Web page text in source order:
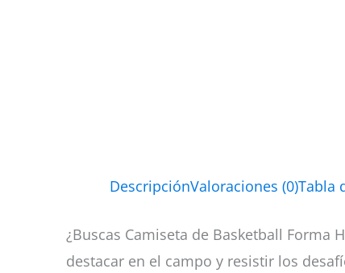
DescripciónValoraciones (0)Tabla
¿Buscas Camiseta de Basketball Forma
destacar en el campo y resistir los